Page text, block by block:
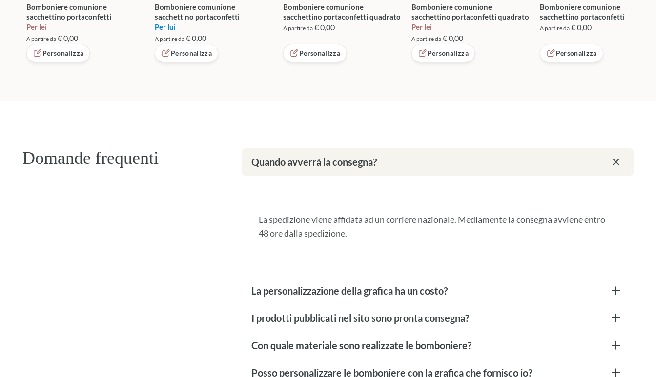
Bomboniere comunione
sacchettino portaconfetti
Per lei
A partire da € 0,00
Personalizza
Bomboniere comunione
sacchettino portaconfetti
Per lui
A partire da€ 0,00
Personalizza
Bomboniere comunione
sacchettino portaconfetti quadrato
A partire da€ 0,00
Personalizza
Bomboniere comunione
sacchettino portaconfetti quadrato
Per lei
A partire da€ 0,00
Personalizza
Bomboniere comunione
sacchettino portaconfetti
A partire da€ 0,00
Personalizza
Domande frequenti Quando avverrà la consegna?
La spedizione viene affidata ad un corriere nazionale. Mediamente la consegna avviene entro
48 ore dalla spedizione.
La personalizzazione della grafica ha un costo?
I prodotti pubblicati nel sito sono pronta consegna?
Con quale materiale sono realizzate le bomboniere?
Posso personalizzare le bomboniere con la grafica che fornisco io?